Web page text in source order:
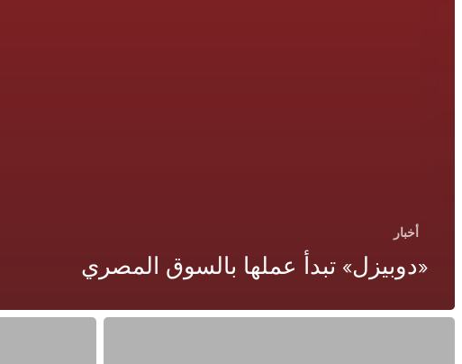
أخبار
«دوبيزل» تبدأ عملها بالسوق المصري